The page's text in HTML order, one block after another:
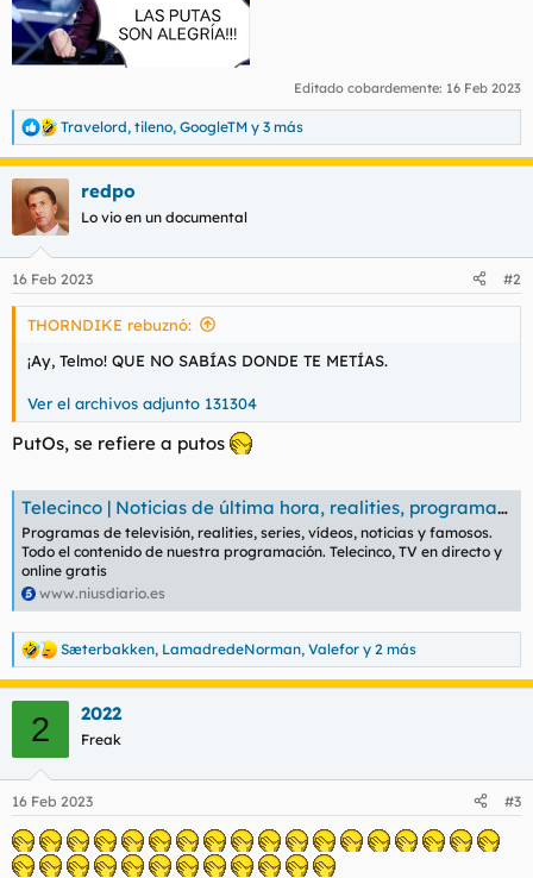
Editado cobardemente: 16 Feb 2023
R
e
a
c
c
i
e
s
Travelord, tileno, GoogleTM y 3 más
redpo
Lo vio en un documental
16 Feb 2023 #2
THORNDIKE rebuznó:
¡Ay, Telmo! QUE NO SABÍAS DONDE TE METÍAS.
Ver el archivos adjunto 131304
PutOs, se refiere a putos
Telecinco | Noticias de última hora, realities, programas y series
Programas de televisión, realities, series, vídeos, noticias y famosos.
Todo el contenido de nuestra programación. Telecinco, TV en directo y
online gratis
www.niusdiario.es
R
e
e
s
:
Sæterbakken, LamadredeNorman, Valefor y 2 más
2 2022
Freak
16 Feb 2023 #3